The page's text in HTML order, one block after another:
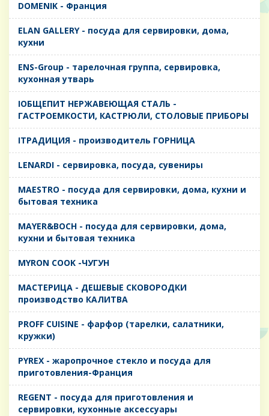
DOMENIK - Франция
ELAN GALLERY - посуда для сервировки, дома,
кухни
ENS-Group - тарелочная группа, сервировка,
кухонная утварь
IОБЩЕПИТ НЕРЖАВЕЮЩАЯ СТАЛЬ -
ГАСТРОЕМКОСТИ, КАСТРЮЛИ, СТОЛОВЫЕ ПРИБОРЫ
IТРАДИЦИЯ - производитель ГОРНИЦА
LENARDI - сервировка, посуда, сувениры
MAESTRO - посуда для сервировки, дома, кухни и
бытовая техника
MAYER&BOCH - посуда для сервировки, дома,
кухни и бытовая техника
MYRON COOK -ЧУГУН
MАСТЕРИЦА - ДЕШЕВЫЕ СКОВОРОДКИ
производство КАЛИТВА
PROFF CUISINE - фарфор (тарелки, салатники,
кружки)
PYREX - жаропрочное стекло и посуда для
приготовления-Франция
REGENT - посуда для приготовления и
сервировки, кухонные аксессуары